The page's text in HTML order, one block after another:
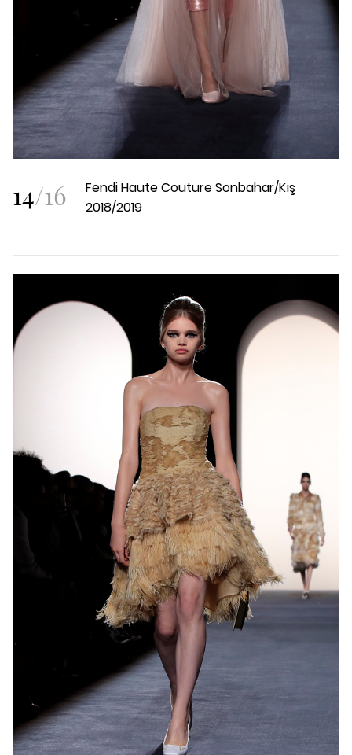
14/16
Fendi Haute Couture Sonbahar/Kış
2018/2019